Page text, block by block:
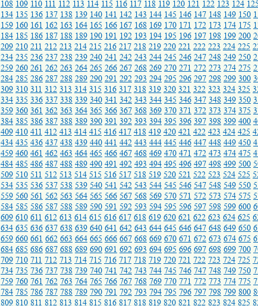
108 109 110 111 112 113 114 115 116 117 118 119 120 121 122 123 124
134 135 136 137 138 139 140 141 142 143 144 145 146 147 148 149 150
159 160 161 162 163 164 165 166 167 168 169 170 171 172 173 174 175
184 185 186 187 188 189 190 191 192 193 194 195 196 197 198 199 200
209 210 211 212 213 214 215 216 217 218 219 220 221 222 223 224 225
234 235 236 237 238 239 240 241 242 243 244 245 246 247 248 249 250
259 260 261 262 263 264 265 266 267 268 269 270 271 272 273 274 275
284 285 286 287 288 289 290 291 292 293 294 295 296 297 298 299 300
309 310 311 312 313 314 315 316 317 318 319 320 321 322 323 324 325
334 335 336 337 338 339 340 341 342 343 344 345 346 347 348 349 350
359 360 361 362 363 364 365 366 367 368 369 370 371 372 373 374 375
384 385 386 387 388 389 390 391 392 393 394 395 396 397 398 399 400
409 410 411 412 413 414 415 416 417 418 419 420 421 422 423 424 425
434 435 436 437 438 439 440 441 442 443 444 445 446 447 448 449 450
459 460 461 462 463 464 465 466 467 468 469 470 471 472 473 474 475
484 485 486 487 488 489 490 491 492 493 494 495 496 497 498 499 500
509 510 511 512 513 514 515 516 517 518 519 520 521 522 523 524 525
534 535 536 537 538 539 540 541 542 543 544 545 546 547 548 549 550
559 560 561 562 563 564 565 566 567 568 569 570 571 572 573 574 575
584 585 586 587 588 589 590 591 592 593 594 595 596 597 598 599 600
609 610 611 612 613 614 615 616 617 618 619 620 621 622 623 624 625
634 635 636 637 638 639 640 641 642 643 644 645 646 647 648 649 650
659 660 661 662 663 664 665 666 667 668 669 670 671 672 673 674 675
684 685 686 687 688 689 690 691 692 693 694 695 696 697 698 699 700
709 710 711 712 713 714 715 716 717 718 719 720 721 722 723 724 725
734 735 736 737 738 739 740 741 742 743 744 745 746 747 748 749 750
759 760 761 762 763 764 765 766 767 768 769 770 771 772 773 774 775
784 785 786 787 788 789 790 791 792 793 794 795 796 797 798 799 800
809 810 811 812 813 814 815 816 817 818 819 820 821 822 823 824 825